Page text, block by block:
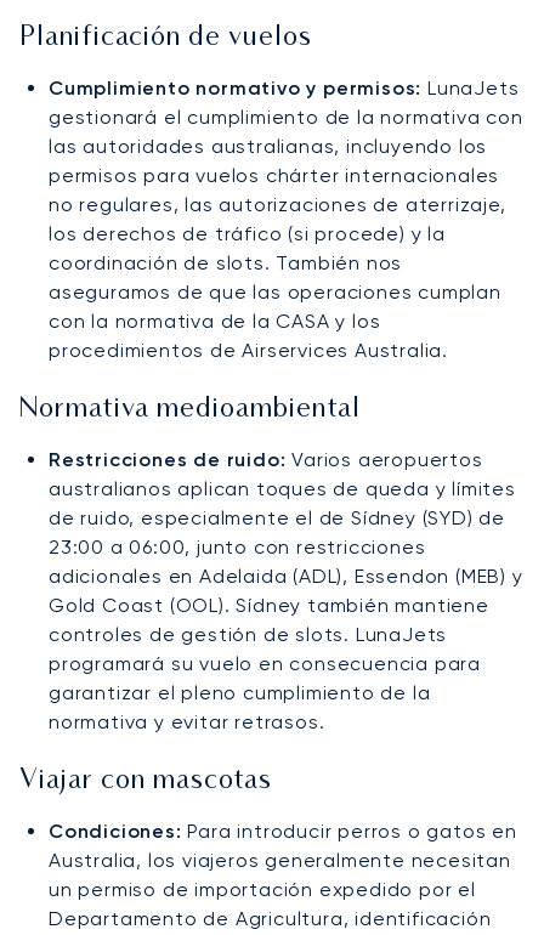
Planificación de vuelos
Cumplimiento normativo y permisos: LunaJets
gestionará el cumplimiento de la normativa con
las autoridades australianas, incluyendo los
permisos para vuelos chárter internacionales
no regulares, las autorizaciones de aterrizaje,
los derechos de tráfico (si procede) y la
coordinación de slots. También nos
aseguramos de que las operaciones cumplan
con la normativa de la CASA y los
procedimientos de Airservices Australia.
Normativa medioambiental
Restricciones de ruido: Varios aeropuertos
australianos aplican toques de queda y límites
de ruido, especialmente el de Sídney (SYD) de
23:00 a 06:00, junto con restricciones
adicionales en Adelaida (ADL), Essendon (MEB) y
Gold Coast (OOL). Sídney también mantiene
controles de gestión de slots. LunaJets
programará su vuelo en consecuencia para
garantizar el pleno cumplimiento de la
normativa y evitar retrasos.
Viajar con mascotas
Condiciones: Para introducir perros o gatos en
Australia, los viajeros generalmente necesitan
un permiso de importación expedido por el
Departamento de Agricultura, identificación